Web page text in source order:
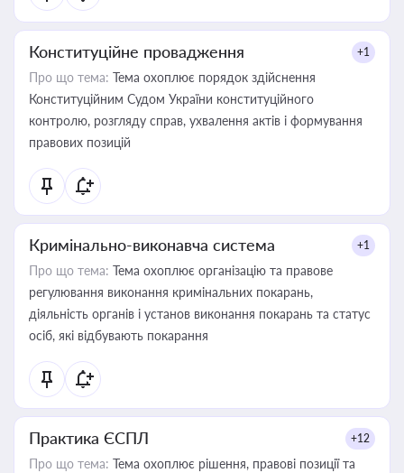
Конституційне провадження +1
Про що тема: Тема охоплює порядок здійснення
Конституційним Судом України конституційного
контролю, розгляду справ, ухвалення актів і формування
правових позицій
Кримінально-виконавча система +1
Про що тема: Тема охоплює організацію та правове
регулювання виконання кримінальних покарань,
діяльність органів і установ виконання покарань та статус
осіб, які відбувають покарання
Практика ЄСПЛ +12
Про що тема: Тема охоплює рішення, правові позиції та